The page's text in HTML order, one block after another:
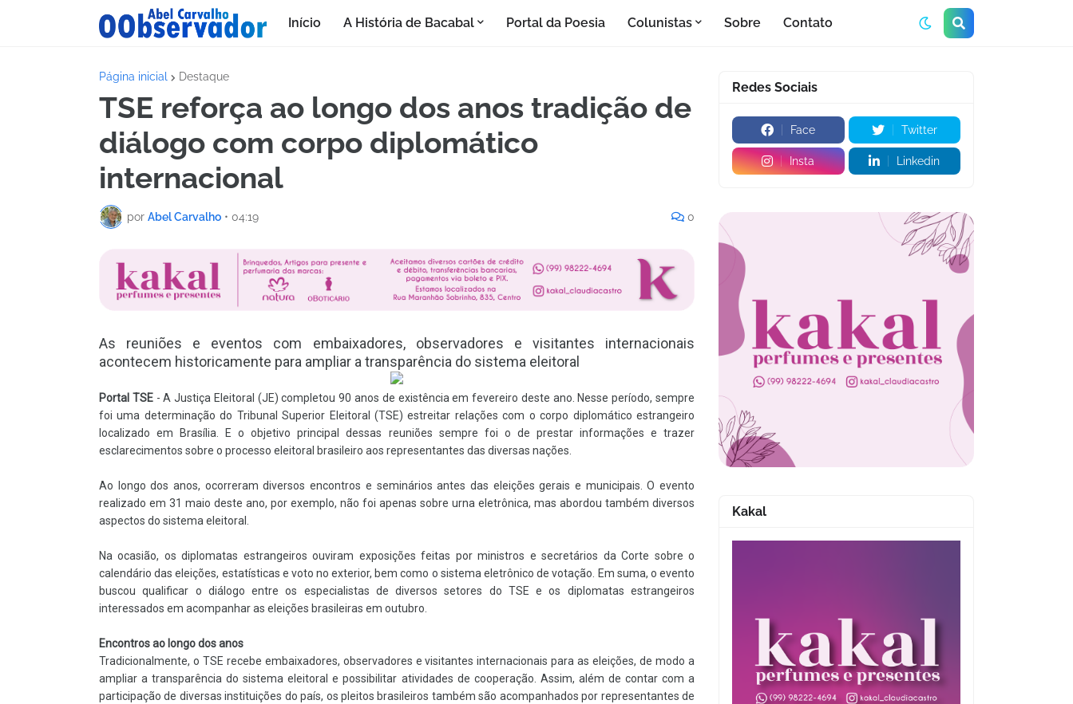
Início A História de Bacabal Portal da Poesia Colunistas Sobre Contato
Página inicial Destaque
TSE reforça ao longo dos anos tradição de
diálogo com corpo diplomático
internacional
por Abel Carvalho • 04:19 0
As reuniões e eventos com embaixadores, observadores e visitantes internacionais
acontecem historicamente para ampliar a transparência do sistema eleitoral
Portal TSE- A Justiça Eleitoral (JE) completou 90 anos de existência em fevereiro deste ano. Nesse período, sempre
foi uma determinação do Tribunal Superior Eleitoral (TSE) estreitar relações com o corpo diplomático estrangeiro
localizado em Brasília. E o objetivo principal dessas reuniões sempre foi o de prestar informações e trazer
esclarecimentos sobre o processo eleitoral brasileiro aos representantes das diversas nações.
Ao longo dos anos, ocorreram diversos encontros e seminários antes das eleições gerais e municipais. O evento
realizado em 31 maio deste ano, por exemplo, não foi apenas sobre urna eletrônica, mas abordou também diversos
aspectos do sistema eleitoral.
Na ocasião, os diplomatas estrangeiros ouviram exposições feitas por ministros e secretários da Corte sobre o
calendário das eleições, estatísticas e voto no exterior, bem como o sistema eletrônico de votação. Em suma, o evento
buscou qualificar o diálogo entre os especialistas de diversos setores do TSE e os diplomatas estrangeiros
interessados em acompanhar as eleições brasileiras em outubro.
Encontros ao longo dos anos
Tradicionalmente, o TSE recebe embaixadores, observadores e visitantes internacionais para as eleições, de modo a
ampliar a transparência do sistema eleitoral e possibilitar atividades de cooperação. Assim, além de contar com a
participação de diversas instituições do país, os pleitos brasileiros também são acompanhados por representantes de
Redes Sociais
Face Twitter
Insta Linkedin
Kakal